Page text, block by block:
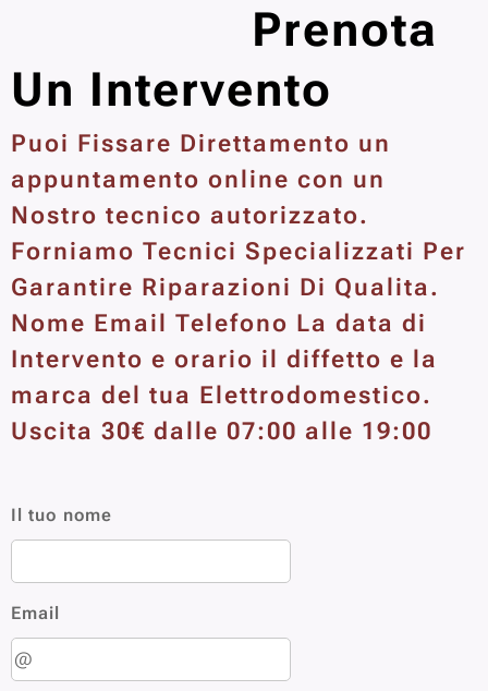
Prenota
Un Intervento
Puoi Fissare Direttamento un
appuntamento online con un
Nostro tecnico autorizzato.
Forniamo Tecnici Specializzati Per
Garantire Riparazioni Di Qualita.
Nome Email Telefono La data di
Intervento e orario il diffetto e la
marca del tua Elettrodomestico.
Uscita 30€ dalle 07:00 alle 19:00
Il tuo nome
Email